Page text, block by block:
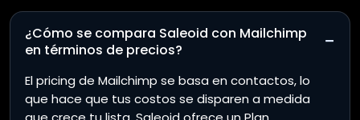
¿Cómo se compara Saleoid con Mailchimp
en términos de precios?
−
El pricing de Mailchimp se basa en contactos, lo
que hace que tus costos se disparen a medida